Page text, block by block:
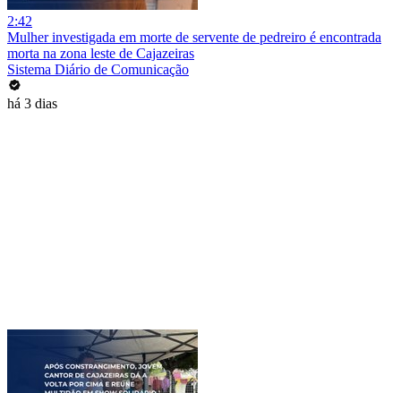
2:42
Mulher investigada em morte de servente de pedreiro é encontrada
morta na zona leste de Cajazeiras
Sistema Diário de Comunicação
há 3 dias